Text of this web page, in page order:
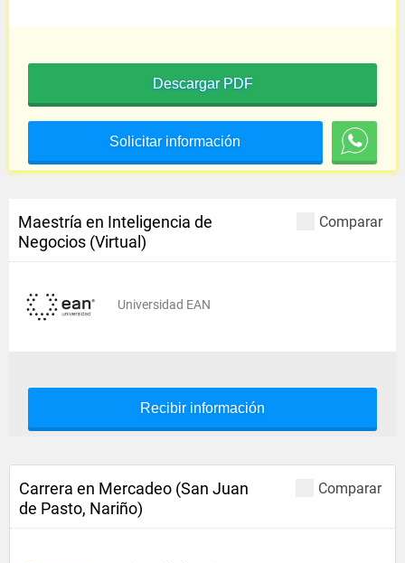
Descargar PDF
Solicitar información
Comparar
Maestría en Inteligencia de
Negocios (Virtual)
Universidad EAN
Recibir información
Comparar
Carrera en Mercadeo (San Juan
de Pasto, Nariño)